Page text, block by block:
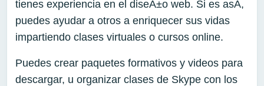
tienes experiencia en el diseÃ±o web. Si es asÃ­,
puedes ayudar a otros a enriquecer sus vidas
impartiendo clases virtuales o cursos online.
Puedes crear paquetes formativos y videos para
descargar, u organizar clases de Skype con los